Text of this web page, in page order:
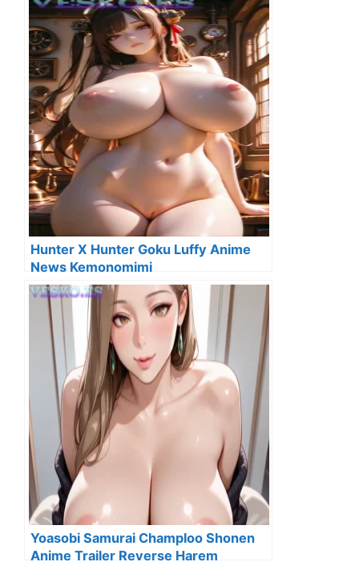
Hunter X Hunter Goku Luffy Anime
News Kemonomimi
Yoasobi Samurai Champloo Shonen
Anime Trailer Reverse Harem